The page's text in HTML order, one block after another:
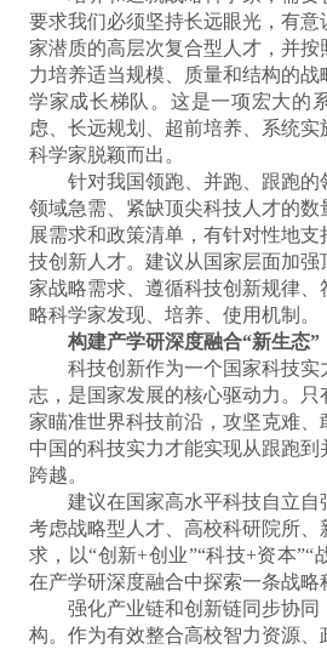
要求我们必须坚持长远眼光，有意
家潜质的高层次复合型人才，并
力培养适当规模、质量和结构的
学家成长梯队。这是一项宏大的
虑、长远规划、超前培养、系统
科学家脱颖而出。
针对我国领跑、并跑、跟跑的
领域急需、紧缺顶尖科技人才的
展需求和政策清单，有针对性地
技创新人才。建议从国家层面加强
家战略需求、遵循科技创新规律
略科学家发现、培养、使用机制。
构建产学研深度融合“新生态”
科技创新作为一个国家科技
志，是国家发展的核心驱动力。只
家瞄准世界科技前沿，攻坚克难、
中国的科技实力才能实现从跟跑
跨越。
建议在国家高水平科技自立自
考虑战略型人才、高校科研院所、
求，以“创新+创业”“科技+资本”“
在产学研深度融合中探索一条战略
强化产业链和创新链同步协
构。作为有效整合高校智力资源、